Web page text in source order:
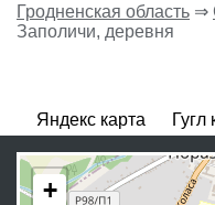
Гродненская область ⇒
Заполичи, деревня
Яндекс карта Гугл
+